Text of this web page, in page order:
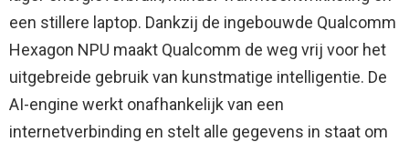
een stillere laptop. Dankzij de ingebouwde Qualcomm
Hexagon NPU maakt Qualcomm de weg vrij voor het
uitgebreide gebruik van kunstmatige intelligentie. De
AI-engine werkt onafhankelijk van een
internetverbinding en stelt alle gegevens in staat om